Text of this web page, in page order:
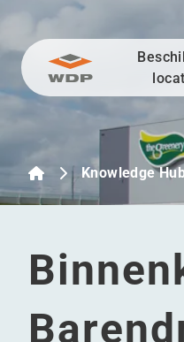
Ga naar inhoud
Knowledge